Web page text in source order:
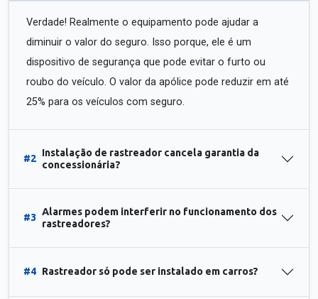
Verdade! Realmente o equipamento pode ajudar a
diminuir o valor do seguro. Isso porque, ele é um
dispositivo de segurança que pode evitar o furto ou
roubo do veículo. O valor da apólice pode reduzir em até
25% para os veículos com seguro.
#2
Instalação de rastreador cancela garantia da
concessionária?
#3
Alarmes podem interferir no funcionamento dos
rastreadores?
#4 Rastreador só pode ser instalado em carros?